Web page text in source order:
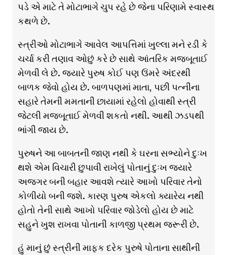
પડે એ માટે તે મોટાભાગે ચુપ રહે છે જેના પરિણામે સ્વાસ્થ
કથળે છે.
સ્ત્રીઓ મોટાભાગે આવેલ આપત્તિમાં ખુલ્લા મને રડી કે
ચર્ચા કરી તણાવ ઓછું કરે છે સાથે આંતરિક મજબૂતાઈ
મેળવી લે છે. જ્યારે પુરુષ કોઈ પણ ઉંમરે અંદરથી
બાળક જેવો હોય છે. બાળપણમાં માતા, પછી પત્નીના
સહારે તેમની મમતાની છાયામાં રહેલો હોવાથી સ્ત્રી
જેટલી મજબૂતાઈ મેળવી શકતો નથી. આથી ઝડપથી
ભાંગી જાય છે.
પુરુષને આ બાબતની જાણ નથી કે ઘરના સભ્યોને દુઃખ
થશે એમ વિચારી છુપાવી રાખેલું પોતાનું દુઃખ જ્યારે
અજગર બની બહાર આવશે ત્યારે આખો પરિવાર તેનો
કોળીયો બની જશે. કારણ પુરુષ એકલો ક્યારેય નથી
હોતો તેની સાથે આખો પરિવાર જોડેલો હોય છે માટે
સહુને ખુશ રાખવા પોતાની કાળજી પ્રથમ જરૂરી છે.
હું માનું છું સ્ત્રીની માફક દરેક પુરુષે પોતાના સાથીની